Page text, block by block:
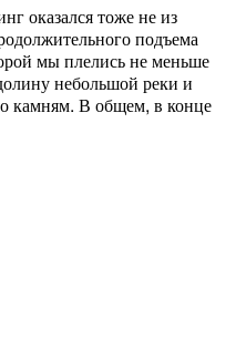
оказался тоже не из
подъема
мы плелись не меньше
небольшой реки и
камням. В общем, в конце